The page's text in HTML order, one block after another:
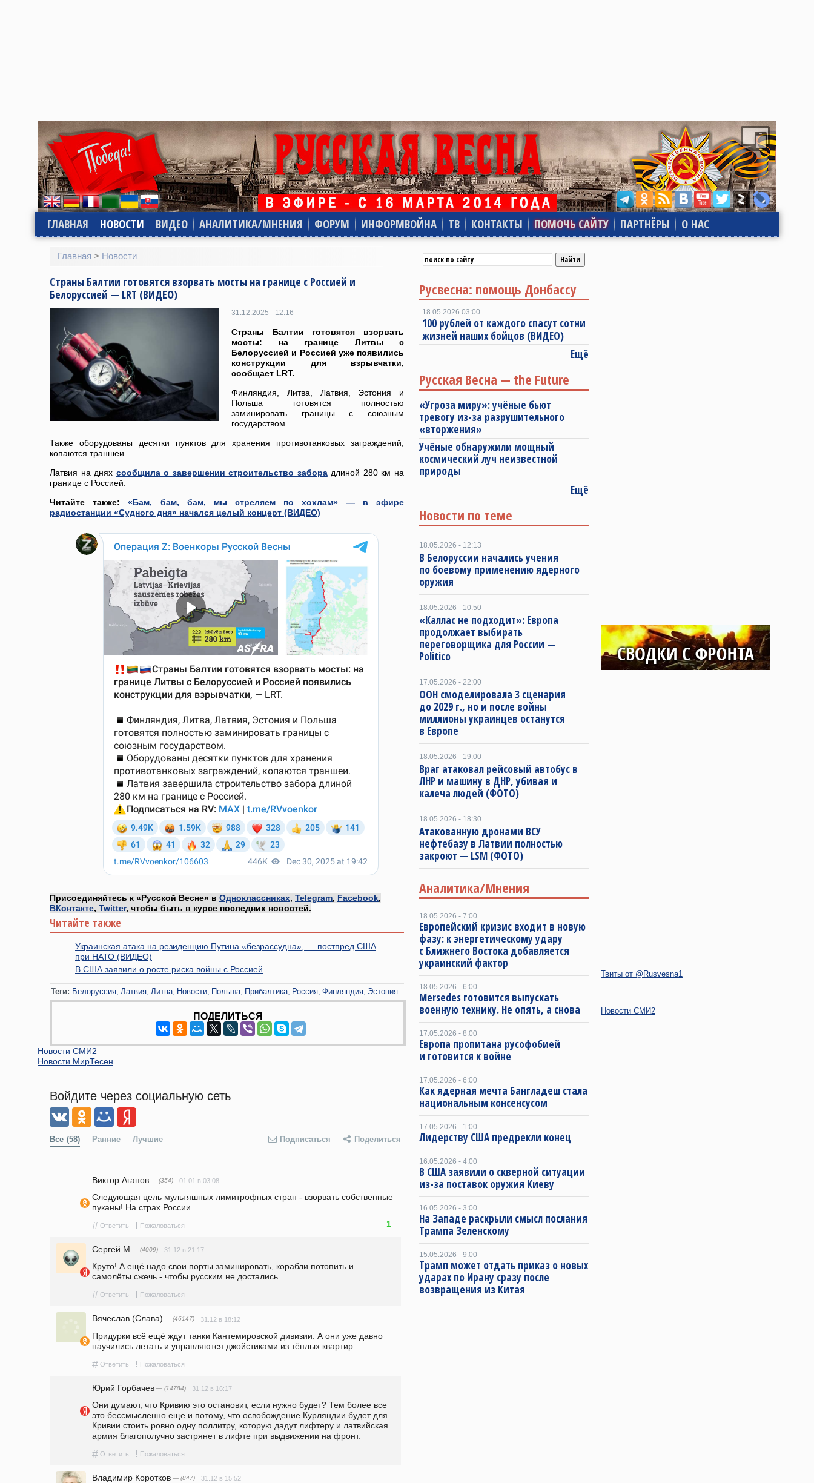
ГЛАВНАЯ НОВОСТИ ВИДЕО АНАЛИТИКА/МНЕНИЯ ФОРУМ ИНФОРМВОЙНА ТВ КОНТАКТЫ ПОМОЧЬ САЙТУ ПАРТНЁРЫ О НАС
Главная > Новости
Страны Балтии готовятся взорвать мосты на границе с Россией и
Белоруссией — LRT (ВИДЕО)
31.12.2025 - 12:16
Страны Балтии готовятся взорвать
мосты: на границе Литвы с
Белоруссией и Россией уже появились
конструкции для взрывчатки,
сообщает LRT.
Финляндия, Литва, Латвия, Эстония и
Польша готовятся полностью
заминировать границы с союзным
государством.
Также оборудованы десятки пунктов для хранения противотанковых заграждений,
копаются траншеи.
Латвия на днях сообщила о завершении строительство заборадлиной 280 км на
границе с Россией.
Читайте также:«Бам, бам, бам, мы стреляем по хохлам» — в эфире
радиостанции «Судного дня» начался целый концерт (ВИДЕО)
Присоединяйтесь к «Русской Весне» в Одноклассниках, Telegram, Facebook,
ВКонтакте, Twitter, чтобы быть в курсе последних новостей.
Читайте также
Украинская атака на резиденцию Путина «безрассудна», — постпред США
при НАТО (ВИДЕО)
В США заявили о росте риска войны с Россией
Теги: Белоруссия Латвия Литва Новости Польша Прибалтика Россия Финляндия Эстония
ПОДЕЛИТЬСЯ
Новости СМИ2
Новости МирТесен
Войдите через социальную сеть
Все (58) Ранние Лучшие Подписаться Поделиться
Виктор Агапов — (354) 01.01 в 03:08
Следующая цель мультяшных лимитрофных стран - взорвать собственные
пуканы! На страх России.
# Ответить ! Пожаловаться 1
Сергей М — (4009) 31.12 в 21:17
Круто! А ещё надо свои порты заминировать, корабли потопить и
самолёты сжечь - чтобы русским не достались.
# Ответить ! Пожаловаться
Вячеслав (Слава) — (46147) 31.12 в 18:12
Придурки всё ещё ждут танки Кантемировской дивизии. А они уже давно
научились летать и управляются джойстиками из тёплых квартир.
# Ответить ! Пожаловаться
Юрий Горбачев — (14784) 31.12 в 16:17
Они думают, что Кривию это остановит, если нужно будет? Тем более все
это бессмысленно еще и потому, что освобождение Курляндии будет для
Кривии стоить ровно одну поллитру, которую дадут лифтеру и латвийская
армия благополучно застрянет в лифте при выдвижении на фронт.
# Ответить ! Пожаловаться
Владимир Коротков — (847) 31.12 в 15:52
Русвесна: помощь Донбассу
18.05.2026 03:00
100 рублей от каждого спасут сотни
жизней наших бойцов (ВИДЕО)
Ещё
Русская Весна — the Future
«Угроза миру»: учёные бьют
тревогу из-за разрушительного
«вторжения»
Учёные обнаружили мощный
космический луч неизвестной
природы
Ещё
Новости по теме
18.05.2026 - 12:13
В Белоруссии начались учения
по боевому применению ядерного
оружия
18.05.2026 - 10:50
«Каллас не подходит»: Европа
продолжает выбирать
переговорщика для России —
Politico
17.05.2026 - 22:00
ООН смоделировала 3 сценария
до 2029 г., но и после войны
миллионы украинцев останутся
в Европе
18.05.2026 - 19:00
Враг атаковал рейсовый автобус в
ЛНР и машину в ДНР, убивая и
калеча людей (ФОТО)
18.05.2026 - 18:30
Атакованную дронами ВСУ
нефтебазу в Латвии полностью
закроют — LSM (ФОТО)
Аналитика/Мнения
18.05.2026 - 7:00
Европейский кризис входит в новую
фазу: к энергетическому удару
с Ближнего Востока добавляется
украинский фактор
18.05.2026 - 6:00
Mersedes готовится выпускать
военную технику. Не опять, а снова
17.05.2026 - 8:00
Европа пропитана русофобией
и готовится к войне
17.05.2026 - 6:00
Как ядерная мечта Бангладеш стала
национальным консенсусом
17.05.2026 - 1:00
Лидерству США предрекли конец
16.05.2026 - 4:00
В США заявили о скверной ситуации
из-за поставок оружия Киеву
16.05.2026 - 3:00
На Западе раскрыли смысл послания
Трампа Зеленскому
15.05.2026 - 9:00
Трамп может отдать приказ о новых
ударах по Ирану сразу после
возвращения из Китая
Твиты от @Rusvesna1
Новости СМИ2